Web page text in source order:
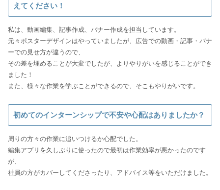
えてください！
私は、動画編集、記事作成、バナー作成を担当しています。
元々ポスターデザインはやっていましたが、広告での動画・記事・バナ
ーでの見せ方が違うので、
その差を埋めることが大変でしたが、よりやりがいを感じることができ
ました！
初めてのインターンシップで不安や心配はありましたか？
周りの方々の作業に追いつけるか心配でした。
編集アプリを久しぶりに使ったので最初は作業効率が悪かったのです
が、